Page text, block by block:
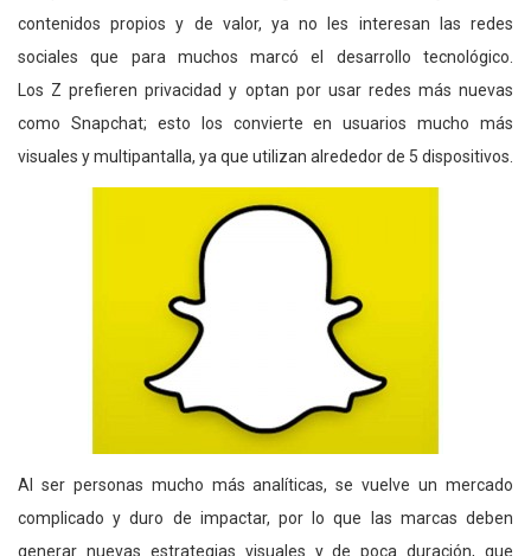
contenidos propios y de valor, ya no les interesan las redes
sociales que para muchos marcó el desarrollo tecnológico.
Los Z prefieren privacidad y optan por usar redes más nuevas
como Snapchat; esto los convierte en usuarios mucho más
visuales y multipantalla, ya que utilizan alrededor de 5 dispositivos.
Al ser personas mucho más analíticas, se vuelve un mercado
complicado y duro de impactar, por lo que las marcas deben
generar nuevas estrategias visuales y de poca duración, que